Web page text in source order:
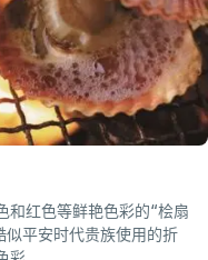
和红色等鲜艳色彩的“桧扇
似平安时代贵族使用的折